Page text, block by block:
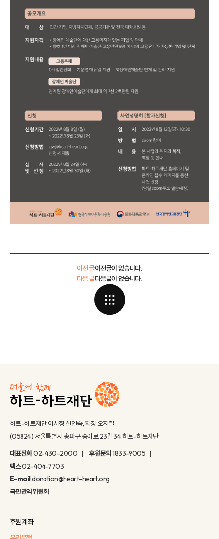
이전 글이전글이 없습니다.
다음글이 없습니다.
다음 글
하트-하트재단 이사장 신인숙, 회장 오지철
(05824) 서울특별시 송파구 송이로 23길 34 하트-하트재단
대표전화02-430-2000 후원문의1833-9005
팩스02-404-7703
E-maildonation@heart-heart.org
국민권익위원회
후원 계좌